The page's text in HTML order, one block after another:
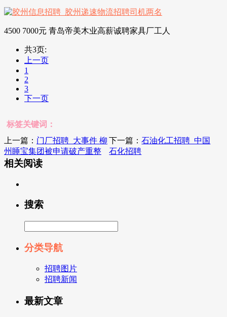
4500 7000元 青岛帝美木业高薪诚聘家具厂工人
共3页:
上一页
1
2
3
下一页
标签关键词：
上一篇： 门厂招聘_大事件 柳
州睡宝集团被申请破产重整
下一篇：石油化工招聘_中国
石化招聘
相关阅读
搜索
分类导航
招聘图片
招聘新闻
最新文章